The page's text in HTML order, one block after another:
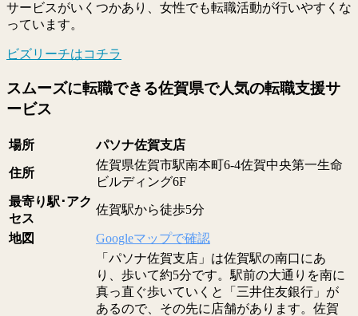
サービスがいくつかあり、女性でも転職活動が行いやすくな
っています。
ビズリーチはコチラ
スムーズに転職できる佐賀県で人気の転職支援サ
ービス
場所 パソナ佐賀支店
住所
佐賀県佐賀市駅南本町6-4佐賀中央第一生命
ビルディング6F
最寄り駅･アク
セス
佐賀駅から徒歩5分
地図 Googleマップで確認
「パソナ佐賀支店」は佐賀駅の南口にあ
り、歩いて約5分です。駅前の大通りを南に
真っ直ぐ歩いていくと「三井住友銀行」が
あるので、その先に店舗があります。佐賀